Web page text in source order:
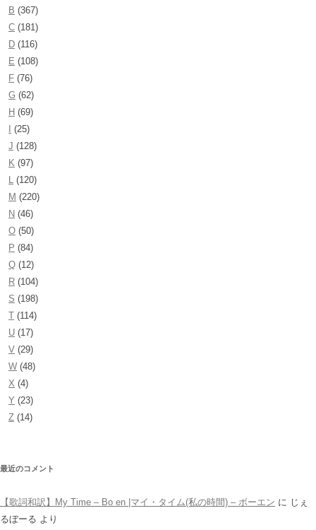
B (367)
C (181)
D (116)
E (108)
F (76)
G (62)
H (69)
(25)
J (128)
K (97)
L (120)
M (220)
N (46)
O (50)
P (84)
Q (12)
R (104)
S (198)
T (114)
U (17)
V (29)
W (48)
X (4)
Y (23)
Z (14)
最近のコメント
【歌詞和訳】My Time – Bo en |マイ・タイム(私の時間) – ボーエン に じぇ
るぼーる より